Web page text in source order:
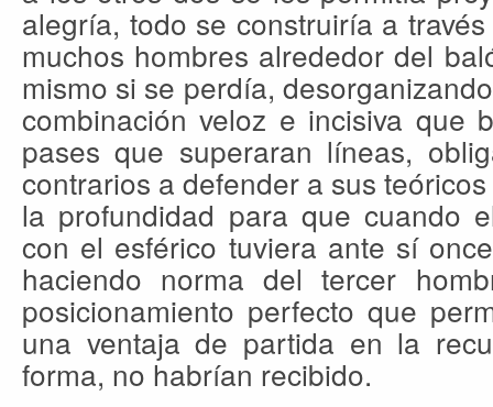
alegría, todo se construiría a
muchos hombres alrededor del
mismo si se perdía,
combinación veloz e incisiva que
pases que superaran líneas,
contrarios a defender a sus
la profundidad para que cuando
con el esférico tuviera ante sí
haciendo norma del tercer
posicionamiento perfecto que
una ventaja de partida en la
forma, no habrían recibido.